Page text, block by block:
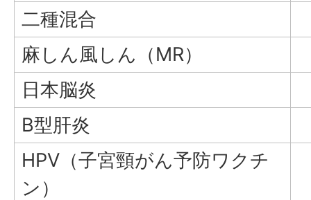
二種混合
麻しん風しん（MR）
日本脳炎
B型肝炎
HPV（子宮頸がん予防ワクチ
ン）